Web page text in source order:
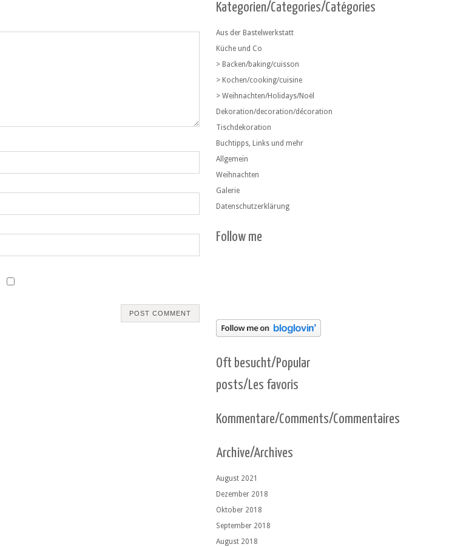
Kategorien/Categories/Catégories
Aus der Bastelwerkstatt
Küche und Co
> Backen/baking/cuisson
> Kochen/cooking/cuisine
> Weihnachten/Holidays/Noël
Dekoration/decoration/décoration
Tischdekoration
Buchtipps, Links und mehr
Allgemein
Weihnachten
Galerie
Datenschutzerklärung
Follow me
Oft besucht/Popular
posts/Les favoris
Kommentare/Comments/Commentaires
Archive/Archives
August 2021
Dezember 2018
Oktober 2018
September 2018
August 2018